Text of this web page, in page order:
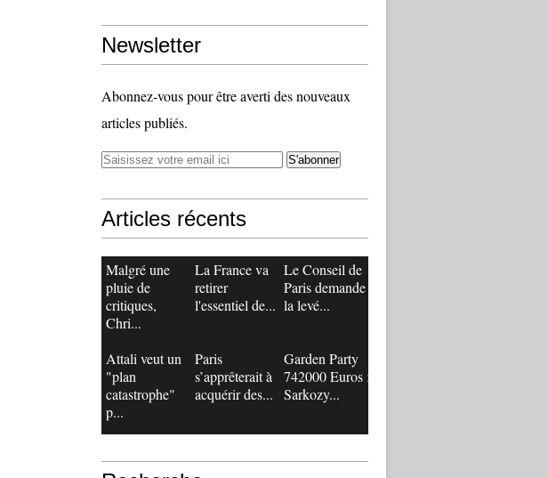
Newsletter
Abonnez-vous pour être averti des nouveaux
articles publiés.
Articles récents
Malgré une
pluie de
critiques,
Chri...
La France va
retirer
l'essentiel de...
Le Conseil de
Paris demande
la levé...
Attali veut un
"plan
catastrophe"
p...
Paris
s’apprêterait à
acquérir des...
Garden Party
742000 Euros :
Sarkozy...